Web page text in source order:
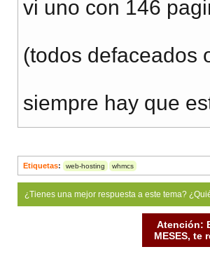
vi uno con 146
(todos defaceados
siempre hay que
Etiquetas: web-hosting whmcs
¿Tienes una mejor respuesta a este tema?
Atención:
MESES, te